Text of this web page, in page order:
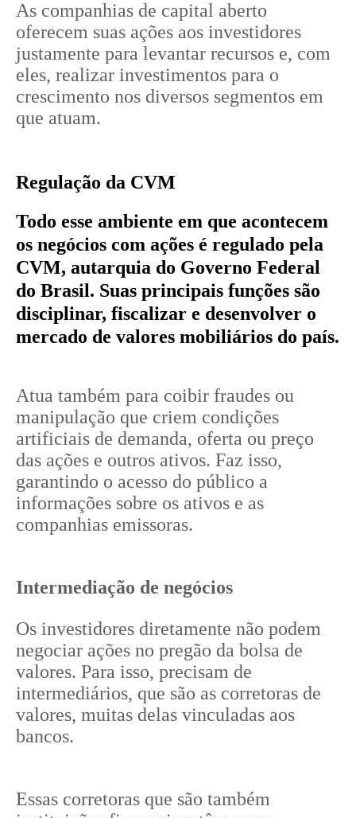
As companhias de capital aberto
oferecem suas ações aos investidores
justamente para levantar recursos e, com
eles, realizar investimentos para o
crescimento nos diversos segmentos em
que atuam.
Regulação da CVM
Todo esse ambiente em que acontecem
os negócios com ações é regulado pela
CVM, autarquia do Governo Federal
do Brasil. Suas principais funções são
disciplinar, fiscalizar e desenvolver o
mercado de valores mobiliários do país.
Atua também para coibir fraudes ou
manipulação que criem condições
artificiais de demanda, oferta ou preço
das ações e outros ativos. Faz isso,
garantindo o acesso do público a
informações sobre os ativos e as
companhias emissoras.
Intermediação de negócios
Os investidores diretamente não podem
negociar ações no pregão da bolsa de
valores. Para isso, precisam de
intermediários, que são as corretoras de
valores, muitas delas vinculadas aos
bancos.
Essas corretoras que são também